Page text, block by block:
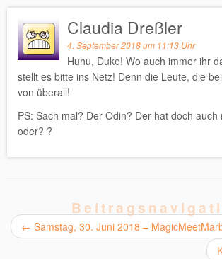
Claudia Dreßler
4. September 2018 um 11:13 Uhr
Huhu, Duke! Wo auch immer ihr
stellt es bitte ins Netz! Denn die Leute, die
von überall!
PS: Sach mal? Der Odin? Der hat doch auch
oder? ?
← Samstag, 30. Juni 2018 –